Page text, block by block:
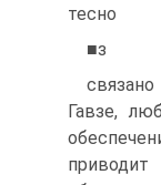
тесно
■з
Гавзе,